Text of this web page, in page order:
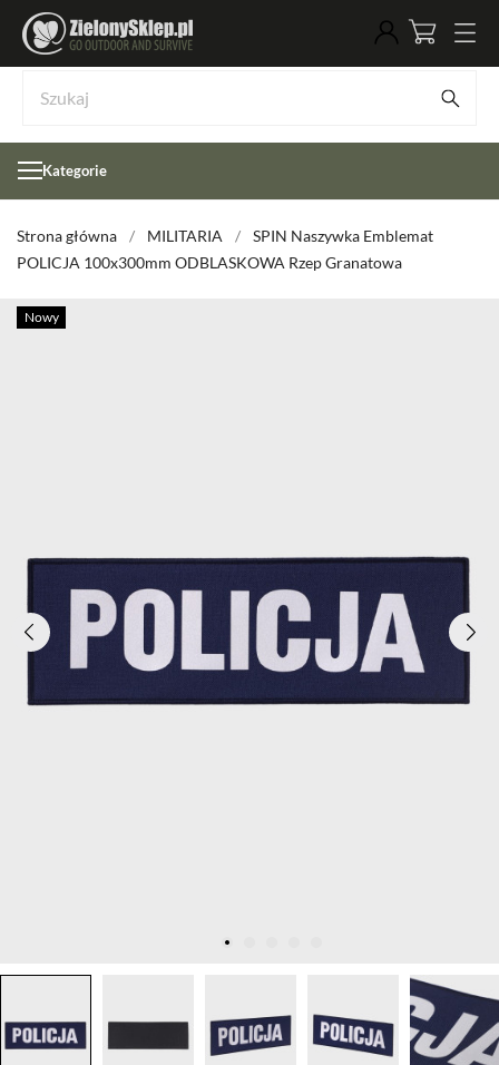
Kategorie
Strona główna MILITARIA
SPIN Naszywka Emblemat
POLICJA 100x300mm ODBLASKOWA Rzep Granatowa
Nowy